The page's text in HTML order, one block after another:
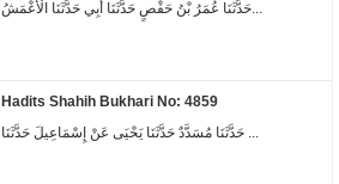
Hadits Shahih Bukhari No: 4859